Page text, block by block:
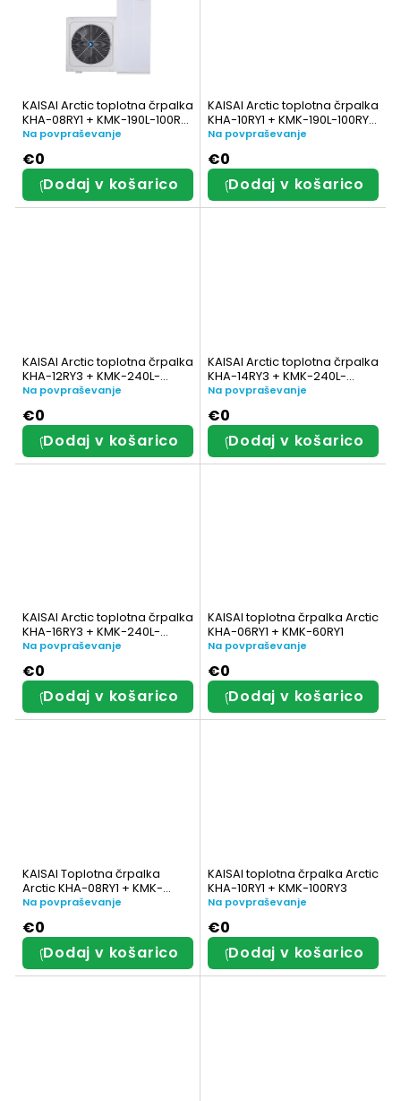
k
o
v
o
v
KAISAI Arctic toplotna črpalka
KHA-08RY1 + KMK-190L-100RY1
z integriranim rezervoarjem
Na povpraševanje
€0
Dodaj v košarico
KAISAI Arctic toplotna črpalka
KHA-10RY1 + KMK-190L-100RY1
z integriranim rezervoarjem
Na povpraševanje
€0
Dodaj v košarico
KAISAI Arctic toplotna črpalka
KHA-12RY3 + KMK-240L-
160RY3 z vgrajenim
vodo
Na povpraševanje
€0
Dodaj v košarico
KAISAI Arctic toplotna črpalka
KHA-14RY3 + KMK-240L-
160RY3 z integriranim
sanitarno vodo
Na povpraševanje
€0
Dodaj v košarico
KAISAI Arctic toplotna črpalka
KHA-16RY3 + KMK-240L-
160RY3 z vgrajenim
toplo vodo
Na povpraševanje
€0
Dodaj v košarico
KAISAI toplotna črpalka Arctic
KHA-06RY1 + KMK-60RY1
Na povpraševanje
€0
Dodaj v košarico
KAISAI Toplotna črpalka
Arctic KHA-08RY1 + KMK-
100RY3
Na povpraševanje
€0
Dodaj v košarico
KAISAI toplotna črpalka Arctic
KHA-10RY1 + KMK-100RY3
Na povpraševanje
€0
Dodaj v košarico